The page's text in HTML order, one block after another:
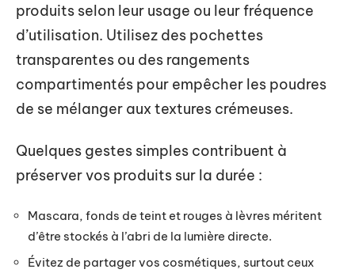
produits selon leur usage ou leur fréquence
d’utilisation. Utilisez des pochettes
transparentes ou des rangements
compartimentés pour empêcher les poudres
de se mélanger aux textures crémeuses.
Quelques gestes simples contribuent à
préserver vos produits sur la durée :
Mascara, fonds de teint et rouges à lèvres méritent
d’être stockés à l’abri de la lumière directe.
Évitez de partager vos cosmétiques, surtout ceux